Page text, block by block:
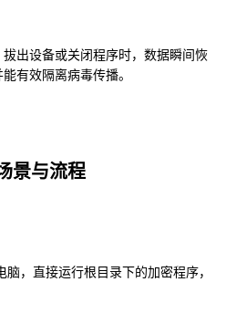
出设备或关闭程序时，数据瞬间恢
有效隔离病毒传播。
景与流程
，直接运行根目录下的加密程序，